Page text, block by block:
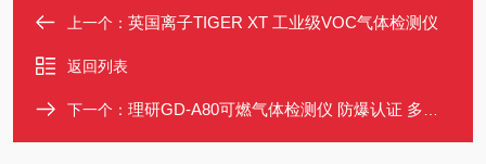
上一个： 英国离子TIGER XT 工业级VOC气体检测仪
返回列表
下一个： 理研GD-A80可燃气体检测仪 防爆认证 多点式指示